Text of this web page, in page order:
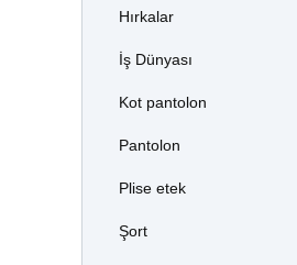
Hırkalar
İş Dünyası
Kot pantolon
Pantolon
Plise etek
Şort